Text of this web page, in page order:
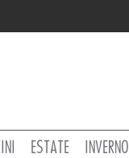
ESTATE INVERNO